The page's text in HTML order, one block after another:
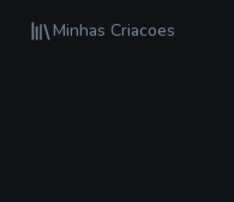
Minhas Criacoes